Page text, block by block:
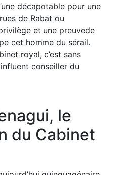
décapotable pour une
de Rabat ou
et une preuvede
cet homme du sérail.
royal, c’est sans
conseiller du
le
du Cabinet